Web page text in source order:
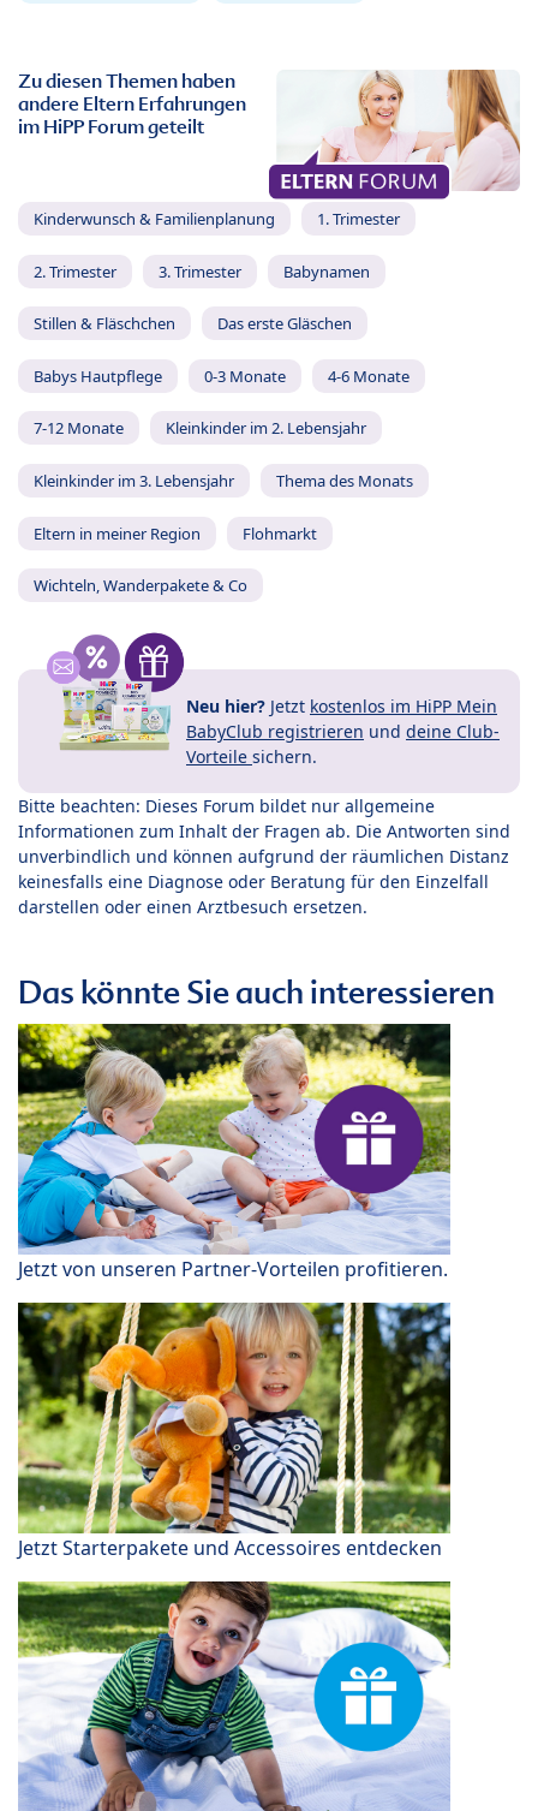
Zu diesen Themen haben
andere Eltern Erfahrungen
im HiPP Forum geteilt
Kinderwunsch & Familienplanung 1. Trimester
2. Trimester 3. Trimester Babynamen
Stillen & Fläschchen Das erste Gläschen
Babys Hautpflege 0-3 Monate 4-6 Monate
7-12 Monate Kleinkinder im 2. Lebensjahr
Kleinkinder im 3. Lebensjahr Thema des Monats
Eltern in meiner Region Flohmarkt
Wichteln, Wanderpakete & Co
Neu hier? Jetzt kostenlos im HiPP Mein
BabyClub registrieren und deine Club-
Vorteile sichern.
Bitte beachten: Dieses Forum bildet nur allgemeine
Informationen zum Inhalt der Fragen ab. Die Antworten sind
unverbindlich und können aufgrund der räumlichen Distanz
keinesfalls eine Diagnose oder Beratung für den Einzelfall
darstellen oder einen Arztbesuch ersetzen.
Das könnte Sie auch interessieren
Jetzt von unseren Partner-Vorteilen profitieren.
Jetzt Starterpakete und Accessoires entdecken